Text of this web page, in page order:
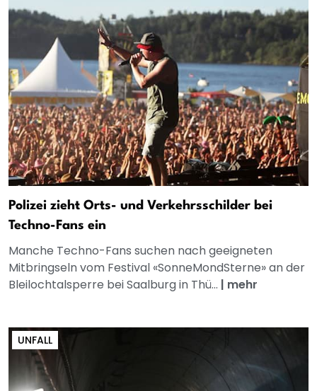
Polizei zieht Orts- und Verkehrsschilder bei
Techno-Fans ein
Manche Techno-Fans suchen nach geeigneten
Mitbringseln vom Festival «SonneMondSterne» an der
Bleilochtalsperre bei Saalburg in Thü... | mehr
UNFALL